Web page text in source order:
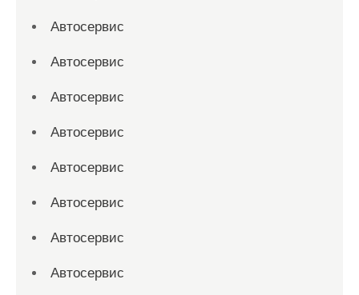
Автосервис
Автосервис
Автосервис
Автосервис
Автосервис
Автосервис
Автосервис
Автосервис